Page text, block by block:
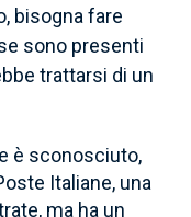
bisogna fare
sono presenti
trattarsi di un
è sconosciuto,
Italiane, una
ma ha un